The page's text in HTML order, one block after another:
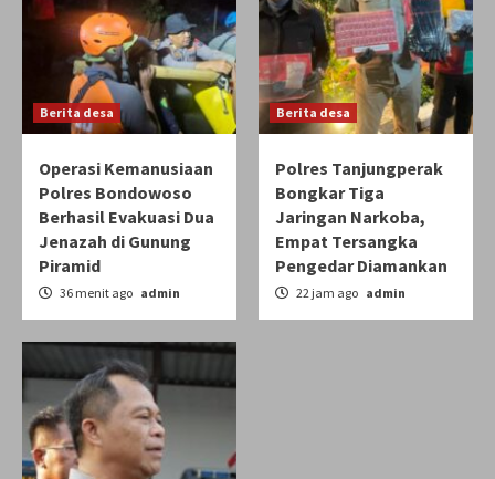
Berita desa
Operasi Kemanusiaan
Polres Bondowoso
Berhasil Evakuasi Dua
Jenazah di Gunung
Piramid
36 menit ago admin
Berita desa
Polres Tanjungperak
Bongkar Tiga
Jaringan Narkoba,
Empat Tersangka
Pengedar Diamankan
22 jam ago admin